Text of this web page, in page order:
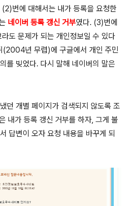
번에 대해서는 내가 등록을 요청한
네이버 등록 갱신 거부였다. (3)번에
도 문제가 되는 개인정보일 수 있다
(2004년 무렵)에 구글에서 개인 주민
를 빚었다. 다시 말해 네이버의 말은
던 개별 페이지가 검색되지 않도록 조
내가 등록 갱신 거부를 하자, 그게 불
답변이 오자 요청 내용을 바꾸게 되